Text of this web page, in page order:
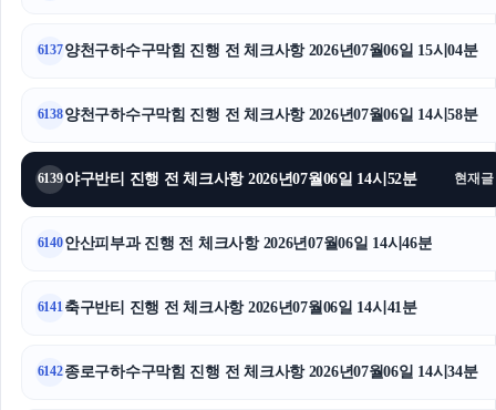
인스타 좋아요 구매
인천탐정사무소
6137양천구하수구막힘 진행 전 체크사항 2026년07월06일 15시04분
6138양천구하수구막힘 진행 전 체크사항 2026년07월06일 14시58분
6139야구반티 진행 전 체크사항 2026년07월06일 14시52분 현재글
6140안산피부과 진행 전 체크사항 2026년07월06일 14시46분
6141축구반티 진행 전 체크사항 2026년07월06일 14시41분
6142종로구하수구막힘 진행 전 체크사항 2026년07월06일 14시34분